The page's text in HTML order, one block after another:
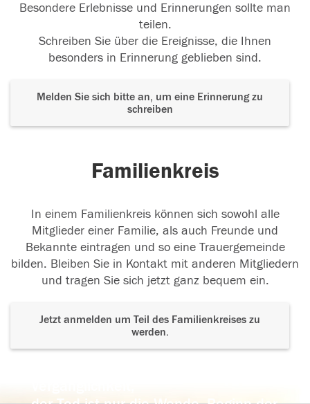
Besondere Erlebnisse und Erinnerungen sollte man
teilen.
Schreiben Sie über die Ereignisse, die Ihnen
besonders in Erinnerung geblieben sind.
Melden Sie sich bitte an, um eine Erinnerung zu
schreiben
Familienkreis
In einem Familienkreis können sich sowohl alle
Mitglieder einer Familie, als auch Freunde und
Bekannte eintragen und so eine Trauergemeinde
bilden. Bleiben Sie in Kontakt mit anderen Mitgliedern
und tragen Sie sich jetzt ganz bequem ein.
Jetzt anmelden um Teil des Familienkreises zu
werden.